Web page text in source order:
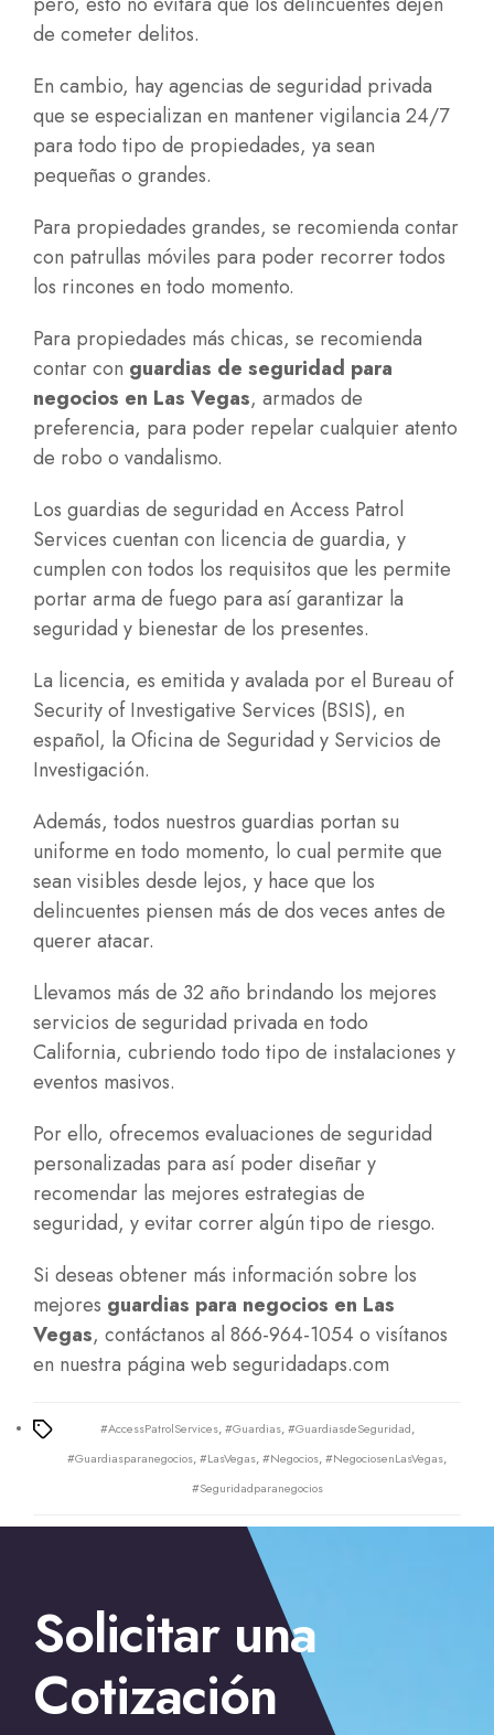
de cometer delitos.
En cambio, hay agencias de seguridad privada
que se especializan en mantener vigilancia 24/7
para todo tipo de propiedades, ya sean
pequeñas o grandes.
Para propiedades grandes, se recomienda contar
con patrullas móviles para poder recorrer todos
los rincones en todo momento.
Para propiedades más chicas, se recomienda
contar con guardias de seguridad para
negocios en Las Vegas, armados de
preferencia, para poder repelar cualquier atento
de robo o vandalismo.
Los guardias de seguridad en Access Patrol
Services cuentan con licencia de guardia, y
cumplen con todos los requisitos que les permite
portar arma de fuego para así garantizar la
seguridad y bienestar de los presentes.
La licencia, es emitida y avalada por el Bureau of
Security of Investigative Services (BSIS), en
español, la Oficina de Seguridad y Servicios de
Investigación.
Además, todos nuestros guardias portan su
uniforme en todo momento, lo cual permite que
sean visibles desde lejos, y hace que los
delincuentes piensen más de dos veces antes de
querer atacar.
Llevamos más de 32 año brindando los mejores
servicios de seguridad privada en todo
California, cubriendo todo tipo de instalaciones y
eventos masivos.
Por ello, ofrecemos evaluaciones de seguridad
personalizadas para así poder diseñar y
recomendar las mejores estrategias de
seguridad, y evitar correr algún tipo de riesgo.
Si deseas obtener más información sobre los
mejores guardias para negocios en Las
Vegas, contáctanos al 866-964-1054 o visítanos
en nuestra página web seguridadaps.com
Tags
#AccessPatrolServices,#Guardias,#GuardiasdeSeguridad,
#Guardiasparanegocios,#LasVegas,#Negocios,#NegociosenLasVegas,
#Seguridadparanegocios
Solicitar una
Cotización